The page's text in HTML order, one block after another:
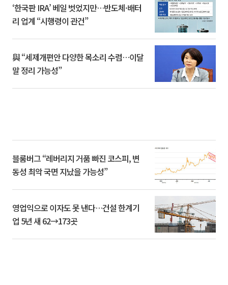
‘한국판 IRA’ 베일 벗었지만…반도체·배터
리 업계 “시행령이 관건”
與 “세제개편안 다양한 목소리 수렴…이달
말 정리 가능성”
블룸버그 “레버리지 거품 빠진 코스피, 변
동성 최악 국면 지났을 가능성”
영업익으로 이자도 못 낸다…건설 한계기
업 5년 새 62→173곳